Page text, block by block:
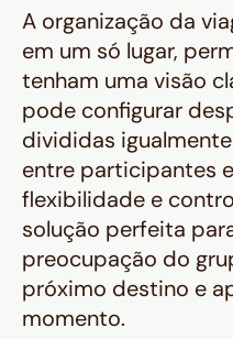
A organização da
em um só lugar,
tenham uma visão
pode configurar
divididas
entre participantes
flexibilidade e
solução perfeita
preocupação do
próximo destino e
momento.